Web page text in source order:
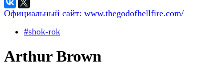
Официальный сайт: www.thegodofhellfire.com/
#shok-rok
Arthur Brown